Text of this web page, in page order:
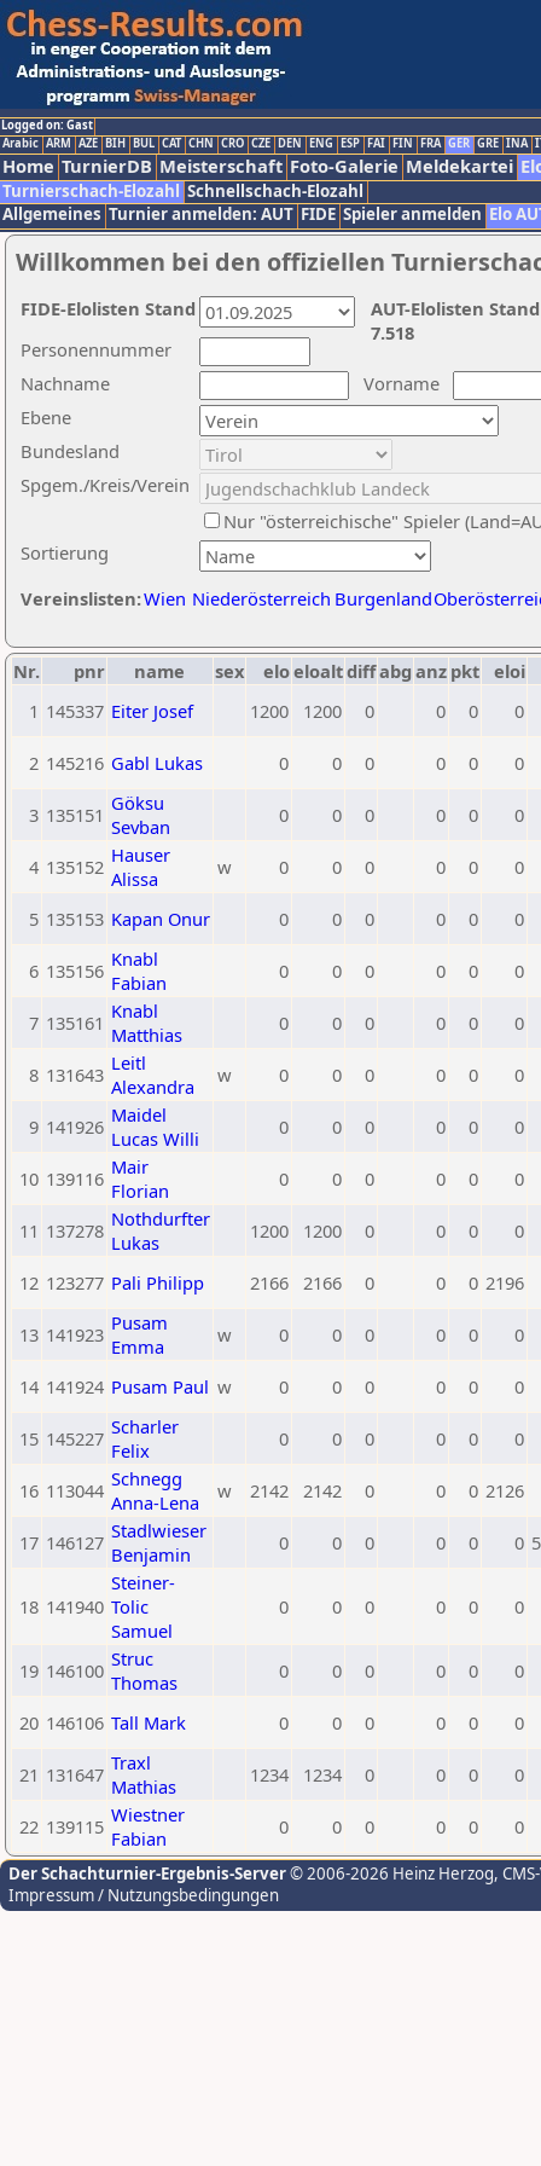
Logged on: Gast
Arabic ARM AZE BIH BUL CAT CHN CRO CZE DEN ENG ESP FAI FIN FRA GER GRE INA
Home TurnierDB Meisterschaft Foto-Galerie Meldekartei
Turnierschach-Elozahl Schnellschach-Elozahl
Allgemeines Turnier anmelden: AUT FIDE Spieler anmelden Elo
Willkommen bei den offiziellen
Nachname
Vorname
Ebene
Sortierung
Personennummer
Bundesland
Spgem./Kreis/Verein
Nur "österreichische" Spieler
Vereinslisten:Wien Niederösterreich Burgenland
AUT-Elolisten
7.518
FIDE-Elolisten Stand
Nr. pnr name sex eloeloaltdiffabg anz pkt eloi
1 145337 Eiter Josef 1200 1200 0 0 0 0
2 145216 Gabl Lukas 0 0 0 0 0 0
3 135151 Göksu
Sevban
0 0 0 0 0 0
4 135152 Hauser
Alissa
w 0 0 0 0 0 0
5 135153 Kapan Onur 0 0 0 0 0 0
6 135156 Knabl
Fabian
0 0 0 0 0 0
7 135161 Knabl
Matthias
0 0 0 0 0 0
8 131643 Leitl
Alexandra
w 0 0 0 0 0 0
9 141926 Maidel
Lucas Willi
0 0 0 0 0 0
10 139116 Mair
Florian
0 0 0 0 0 0
11 137278 Nothdurfter
Lukas
1200 1200 0 0 0 0
12 123277 Pali Philipp 2166 2166 0 0 0 2196
13 141923 Pusam
Emma
w 0 0 0 0 0 0
14 141924 Pusam Paul w 0 0 0 0 0 0
15 145227 Scharler
Felix
0 0 0 0 0 0
16 113044 Schnegg
Anna-Lena
w 2142 2142 0 0 0 2126
17 146127 Stadlwieser
Benjamin
0 0 0 0 0 0
18 141940
Steiner-
Tolic
Samuel
0 0 0 0 0 0
19 146100 Struc
Thomas
0 0 0 0 0 0
20 146106 Tall Mark 0 0 0 0 0 0
21 131647 Traxl
Mathias
1234 1234 0 0 0 0
22 139115 Wiestner
Fabian
0 0 0 0 0 0
Der Schachturnier-Ergebnis-Server© 2006-2026 Heinz Herzog,
Impressum / Nutzungsbedingungen